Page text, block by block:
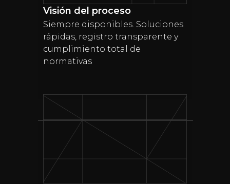
Visión del proceso
Siempre disponibles. Soluciones
rápidas, registro transparente y
cumplimiento total de
normativas